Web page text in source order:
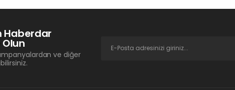
Haberdar
ve diğer